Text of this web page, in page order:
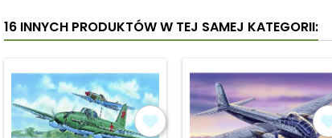
16 INNYCH PRODUKTÓW W TEJ SAMEJ KATEGORII: